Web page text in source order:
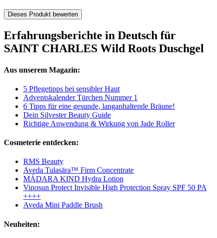
Dieses Produkt bewerten
Erfahrungsberichte in Deutsch für
SAINT CHARLES Wild Roots Duschgel
Aus unserem Magazin:
5 Pflegetipps bei sensibler Haut
Adventskalender Türchen Nummer 1
6 Tipps für eine gesunde, langanhaltende Bräune!
Dein Silvester Beauty Guide
Richtige Anwendung & Wirkung von Jade Roller
Cosmeterie entdecken:
RMS Beauty
Aveda Tulasāra™ Firm Concentrate
MÁDARA KIND Hydra Lotion
Vinosun Protect Invisible High Protection Spray SPF 50 PA
++++
Aveda Mini Paddle Brush
Neuheiten: